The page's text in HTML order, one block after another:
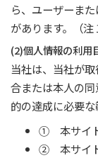
ら、ユーザーま
があります。（注
(2)個人情報の利用
当社は、当社が
合または本人の
的の達成に必要
① 本サイト
② 本サイト